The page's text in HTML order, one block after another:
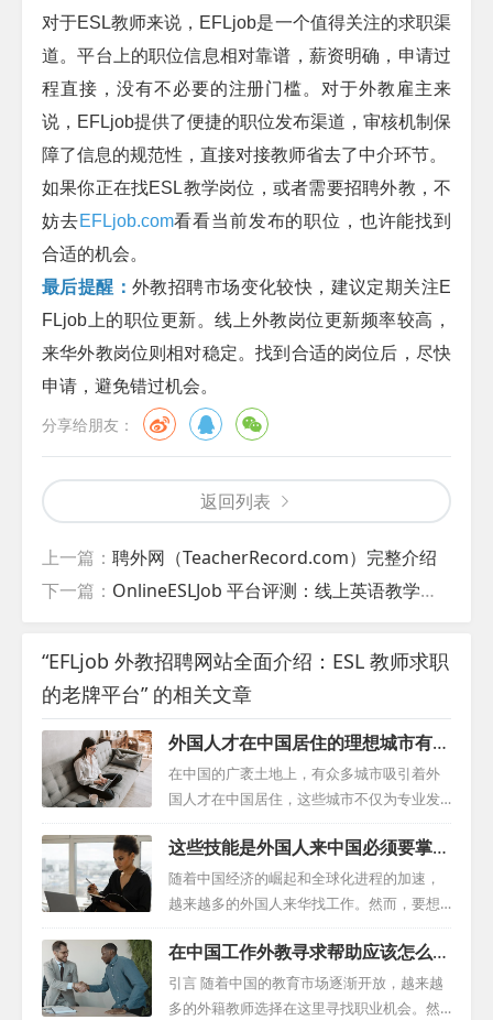
对于ESL教师来说， EFLjob是一个值得关注的求职渠
道。平台上的职位信息相对靠谱，薪资明确，申请过
程直接，没有不必要的注册门槛。对于外教雇主来
说， EFLjob提供了便捷的职位发布渠道，审核机制保
障了信息的规范性，直接对接教师省去了中介环节。
如果你正在找ESL教学岗位，或者需要招聘外教，不
妨去EFLjob.com看看当前发布的职位，也许能找到
合适的机会。
最后提醒：外教招聘市场变化较快，建议定期关注E
FLjob 上的职位更新。线上外教岗位更新频率较高，
来华外教岗位则相对稳定。找到合适的岗位后，尽快
申请，避免错过机会。
分享给朋友：
返回列表
上一篇： 聘外网（TeacherRecord.com）完整介绍
下一篇： OnlineESLJob 平台评测：线上英语教学职位的垂直招聘网站
“EFLjob 外教招聘网站全面介绍：ESL 教师求职
的老牌平台” 的相关文章
外国人才在中国居住的理想城市有哪
些？
在中国的广袤土地上，有众多城市吸引着外
国人才在中国居住，这些城市不仅为专业发
展提供了无限机会，而且也展现了生活的丰
富多彩。这些城市以其发达的经济、强大的
基础设施、友好的社会氛围和丰富的文化活
动，为外籍人士创造了和谐的环境，同时也
让外国人在中国能有家的感觉，正是这些特
性使他们成为了外籍人才的理想生活城市。
北京：文化与商业的融合 位于中国中心的北
京，作为中国的首都，不仅仅是政治的中
这些技能是外国人来中国必须要掌握
的
随着中国经济的崛起和全球化进程的加速，
越来越多的外国人来华找工作。然而，要想
在这个充满活力的国度取得成功，并非易
事。本篇文章将为希望在中国发展的外国专
业人士提供一份综合指南。 一、融入中国：
跨文化交流的挑战与机遇 对于许多外国人来
在中国工作外教寻求帮助应该怎么
做？
引言 随着中国的教育市场逐渐开放，越来越
多的外籍教师选择在这里寻找职业机会。然